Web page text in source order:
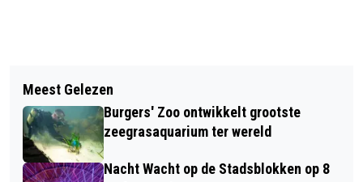
NIEUWE SUBSIDIEREGELING HOUDT
LEERLING OP SCHOOL
HANG ZATERDAG DE VLAG UIT VOOR
DE VETERANEN
Meest Gelezen
Burgers' Zoo ontwikkelt grootste
zeegrasaquarium ter wereld
Nacht Wacht op de Stadsblokken op 8